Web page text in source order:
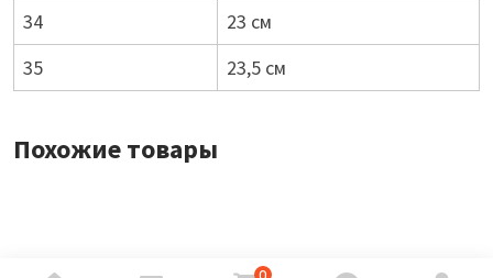
34
23 см
35
23,5 см
Похожие товары
0